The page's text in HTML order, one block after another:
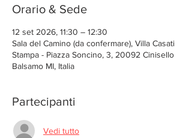
Orario & Sede
12 set 2026, 11:30 – 12:30
Sala del Camino (da confermare), Villa Casati
Stampa - Piazza Soncino, 3, 20092 Cinisello
Balsamo MI, Italia
Partecipanti
Vedi tutto